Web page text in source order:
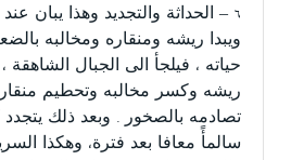
٦ – الحداثة والتجديد وهذا يبان
ويبدا ريشه ومنقاره ومخالبه
حياته ، فيلجأ الى الجبال الشاهقة
ريشه وكسر مخالبه وتحطيم
تصادمه بالصخور . وبعد ذلك
سالمأً معافا بعد فترة، وهكذا